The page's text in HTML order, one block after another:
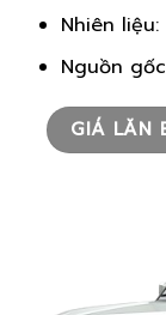
Nhiên
Nguồn
GIÁ LĂN